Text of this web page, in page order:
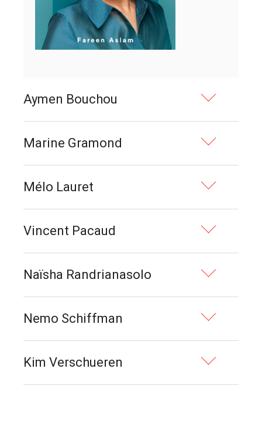
Aymen Bouchou
Marine Gramond
Mélo Lauret
Vincent Pacaud
Naïsha Randrianasolo
Nemo Schiffman
Kim Verschueren